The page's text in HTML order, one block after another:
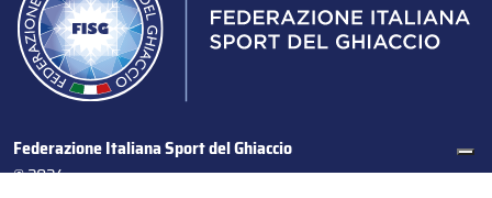
Federazione Italiana Sport del Ghiaccio
© 2024